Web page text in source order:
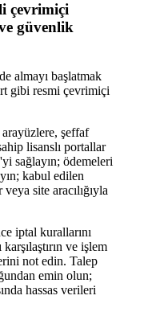
çevrimiçi
güvenlik
almayı başlatmak
gibi resmi çevrimiçi
şeffaf
lisanslı portallar
sağlayın; ödemeleri
kabul edilen
site aracılığıyla
iptal kurallarını
ve işlem
not edin. Talep
emin olun;
hassas verileri